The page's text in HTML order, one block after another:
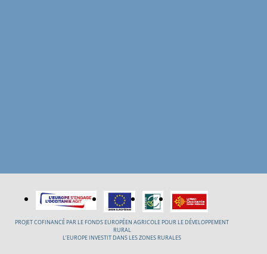
PROJET COFINANCÉ PAR LE FONDS EUROPÉEN AGRICOLE POUR LE DÉVELOPPEMENT
RURAL
L’EUROPE INVESTIT DANS LES ZONES RURALES